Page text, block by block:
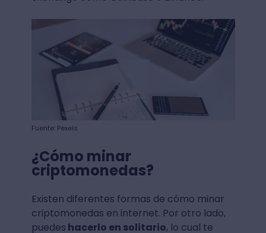
Fuente: Pexels
¿Cómo minar
criptomonedas?
Existen diferentes formas de cómo minar
criptomonedas en internet. Por otro lado,
puedes hacerlo en solitario, lo cual te